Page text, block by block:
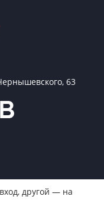
63
другой — на